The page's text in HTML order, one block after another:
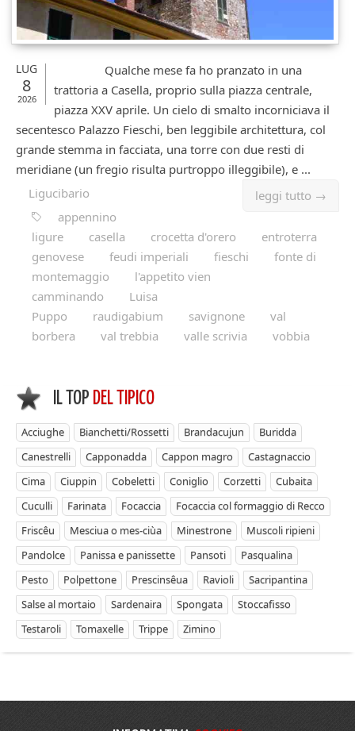
LUG
8
2026
Qualche mese fa ho pranzato in una
trattoria a Casella, proprio sulla piazza centrale,
piazza XXV aprile. Un cielo di smalto incorniciava il
secentesco Palazzo Fieschi, ben leggibile architettura, col
grande stemma in facciata, una torre con due resti di
meridiane (un fregio risulta purtroppo illeggibile), e ...
leggi tutto →
Ligucibario
appennino
ligure
casella crocetta d'orero
entroterra
genovese
feudi imperiali fieschi
fonte di
montemaggio
l'appetito vien
camminando
Luisa
Puppo
raudigabium savignone
val
borbera
val trebbia valle scrivia vobbia
IL TOP DEL TIPICO
Acciughe Bianchetti/Rossetti Brandacujun
Buridda
Canestrelli
Capponadda Cappon magro
Castagnaccio
Cima
Ciuppin Cobeletti Coniglio Corzetti
Cubaita
Cuculli
Farinata Focaccia
Focaccia col formaggio di Recco
Friscêu
Mesciua o mes-ciùa Minestrone
Muscoli ripieni
Pandolce
Panissa e panissette Pansoti
Pasqualina
Pesto
Polpettone Prescinsêua Ravioli
Sacripantina
Salse al mortaio
Sardenaira Spongata
Stoccafisso
Testaroli
Tomaxelle Trippe Zimino